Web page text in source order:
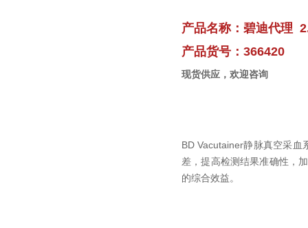
产品名称：碧迪代理
产品货号：366420
现货供应，欢迎咨询
BD Vacutainer静脉真空采
差，提高检测结果准确性，
的综合效益。